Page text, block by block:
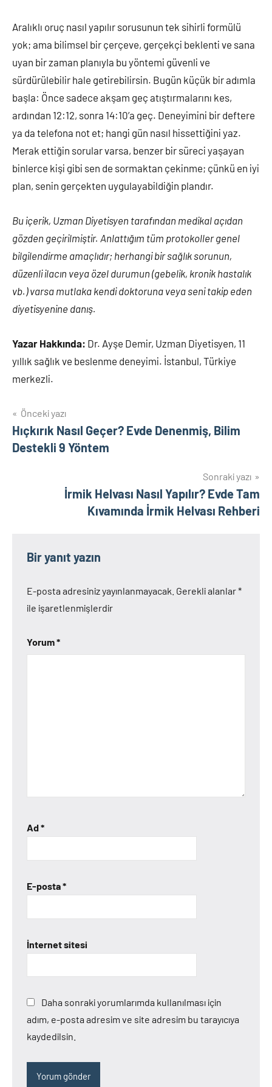
Aralıklı oruç nasıl yapılır sorusunun tek sihirli formülü
yok; ama bilimsel bir çerçeve, gerçekçi beklenti ve sana
uyan bir zaman planıyla bu yöntemi güvenli ve
sürdürülebilir hale getirebilirsin. Bugün küçük bir adımla
başla: Önce sadece akşam geç atıştırmalarını kes,
ardından 12:12, sonra 14:10’a geç. Deneyimini bir deftere
ya da telefona not et; hangi gün nasıl hissettiğini yaz.
Merak ettiğin sorular varsa, benzer bir süreci yaşayan
binlerce kişi gibi sen de sormaktan çekinme; çünkü en iyi
plan, senin gerçekten uygulayabildiğin plandır.
Bu içerik, Uzman Diyetisyen tarafından medikal açıdan
gözden geçirilmiştir. Anlattığım tüm protokoller genel
bilgilendirme amaçlıdır; herhangi bir sağlık sorunun,
düzenli ilacın veya özel durumun (gebelik, kronik hastalık
vb.) varsa mutlaka kendi doktoruna veya seni takip eden
diyetisyenine danış.
Yazar Hakkında: Dr. Ayşe Demir, Uzman Diyetisyen, 11
yıllık sağlık ve beslenme deneyimi. İstanbul, Türkiye
merkezli.
Yazı
gezinmesi
Önceki yazı
Hıçkırık Nasıl Geçer? Evde Denenmiş, Bilim
Destekli 9 Yöntem
Sonraki yazı
İrmik Helvası Nasıl Yapılır? Evde Tam
Kıvamında İrmik Helvası Rehberi
Bir yanıt yazın
E-posta adresiniz yayınlanmayacak. Gerekli alanlar*
ile işaretlenmişlerdir
Yorum*
Ad*
E-posta*
İnternet sitesi
Daha sonraki yorumlarımda kullanılması için
adım, e-posta adresim ve site adresim bu tarayıcıya
kaydedilsin.